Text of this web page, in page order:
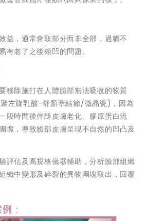
益，通常會取部分而非全部，過猶不
有老了之後頰凹的問題。
移除施打在人體臉部無法吸收的物質
左旋乳酸-舒顏萃結節/微晶瓷)，因為
段時間後伴隨皮膚老化、膠原蛋白流
塊，導致臉部皮膚呈現不自然的凹凸及
評估及高規格儀器輔助，分析臉部組織
織中變形及碎裂的異物團塊取出，回覆